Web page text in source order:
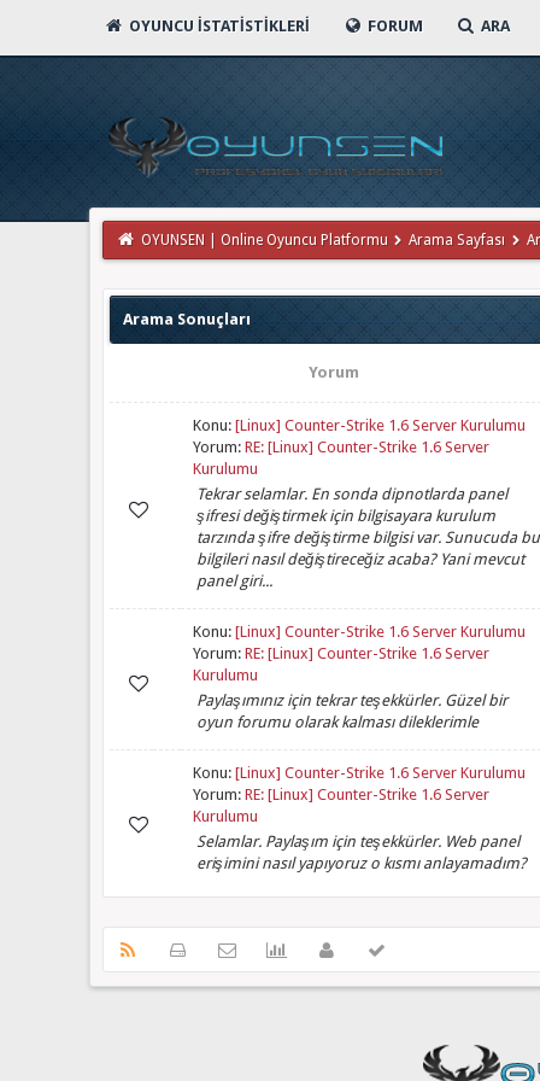
OYUNCU İSTATISTIKLERI FORUM ARA
OYUNSEN | Online Oyuncu Platformu Arama Sayfası
Arama Sonuçları
Yorum
Konu: [Linux] Counter-Strike 1.6 Server Kurulumu
Yorum: RE: [Linux] Counter-Strike 1.6 Server
Kurulumu
Tekrar selamlar. En sonda dipnotlarda panel
şifresi değiştirmek için bilgisayara kurulum
tarzında şifre değiştirme bilgisi var. Sunucuda bu
bilgileri nasıl değiştireceğiz acaba? Yani mevcut
panel giri...
Konu: [Linux] Counter-Strike 1.6 Server Kurulumu
Yorum: RE: [Linux] Counter-Strike 1.6 Server
Kurulumu
Paylaşımınız için tekrar teşekkürler. Güzel bir
oyun forumu olarak kalması dileklerimle
Konu: [Linux] Counter-Strike 1.6 Server Kurulumu
Yorum: RE: [Linux] Counter-Strike 1.6 Server
Kurulumu
Selamlar. Paylaşım için teşekkürler. Web panel
erişimini nasıl yapıyoruz o kısmı anlayamadım?